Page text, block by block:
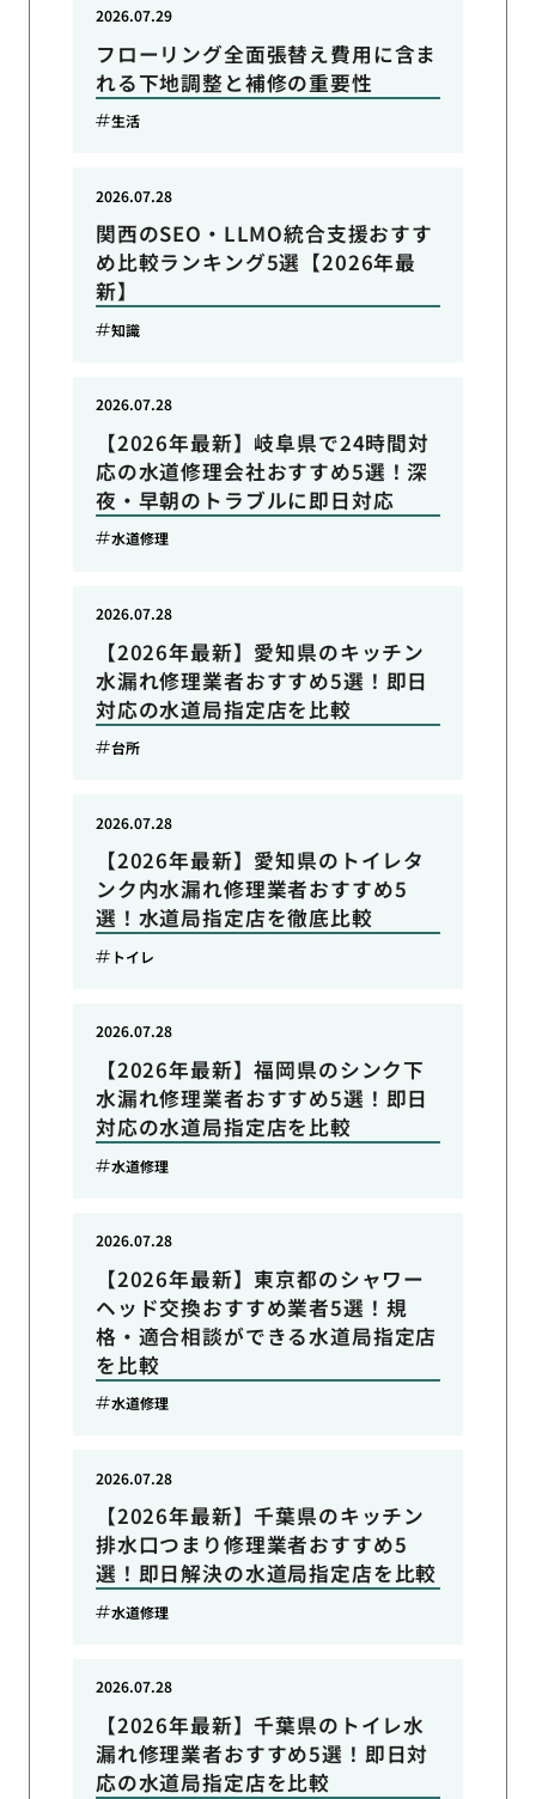
フローリング全面張替え費用に含ま
れる下地調整と補修の重要性
2026.07.29
生活
関西のSEO・LLMO統合支援おすす
め比較ランキング5選【2026年最
新】
2026.07.28
知識
【2026年最新】岐阜県で24時間対
応の水道修理会社おすすめ5選！深
夜・早朝のトラブルに即日対応
2026.07.28
水道修理
【2026年最新】愛知県のキッチン
水漏れ修理業者おすすめ5選！即日
対応の水道局指定店を比較
2026.07.28
台所
【2026年最新】愛知県のトイレタ
ンク内水漏れ修理業者おすすめ5
選！水道局指定店を徹底比較
2026.07.28
トイレ
【2026年最新】福岡県のシンク下
水漏れ修理業者おすすめ5選！即日
対応の水道局指定店を比較
2026.07.28
水道修理
【2026年最新】東京都のシャワー
ヘッド交換おすすめ業者5選！規
格・適合相談ができる水道局指定店
を比較
2026.07.28
水道修理
【2026年最新】千葉県のキッチン
排水口つまり修理業者おすすめ5
選！即日解決の水道局指定店を比較
2026.07.28
水道修理
【2026年最新】千葉県のトイレ水
漏れ修理業者おすすめ5選！即日対
応の水道局指定店を比較
2026.07.28